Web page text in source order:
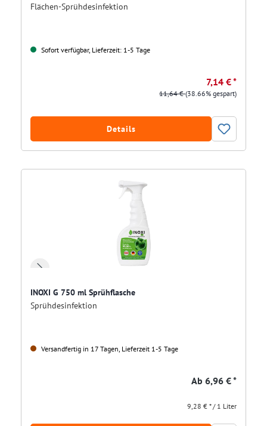
Flächen-Sprühdesinfektion
Sofort verfügbar, Lieferzeit: 1-5 Tage
7,14 € *
11,64 €(38.66% gespart)
Details
INOXI G 750 ml Sprühflasche
Sprühdesinfektion
Versandfertig in 17 Tagen, Lieferzeit 1-5 Tage
Ab 6,96 € *
9,28 € * / 1 Liter